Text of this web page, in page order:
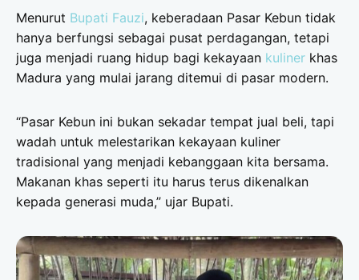
Menurut Bupati Fauzi, keberadaan Pasar Kebun tidak
hanya berfungsi sebagai pusat perdagangan, tetapi
juga menjadi ruang hidup bagi kekayaan kuliner khas
Madura yang mulai jarang ditemui di pasar modern.
“Pasar Kebun ini bukan sekadar tempat jual beli, tapi
wadah untuk melestarikan kekayaan kuliner
tradisional yang menjadi kebanggaan kita bersama.
Makanan khas seperti itu harus terus dikenalkan
kepada generasi muda,” ujar Bupati.